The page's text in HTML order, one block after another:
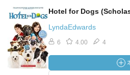
Hotel for Dogs
LyndaEdwards
6 4.00 4